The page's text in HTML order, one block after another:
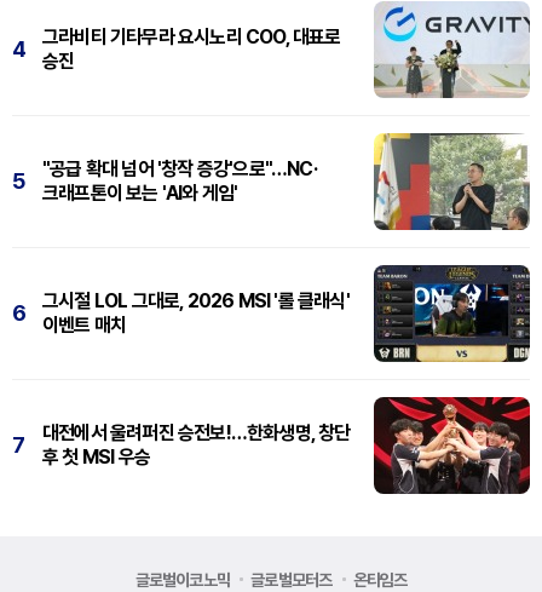
4
그라비티 기타무라 요시노리 COO, 대표로
승진
5
"공급 확대 넘어 '창작 증강'으로"…NC·
크래프톤이 보는 'AI와 게임'
6
그시절 LOL 그대로, 2026 MSI '롤 클래식'
이벤트 매치
7
대전에서 울려퍼진 승전보!…한화생명, 창단
후 첫 MSI 우승
글로벌이코노믹 글로벌모터즈 온타임즈